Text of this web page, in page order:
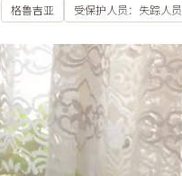
格鲁吉亚 受保护人员：失踪人员